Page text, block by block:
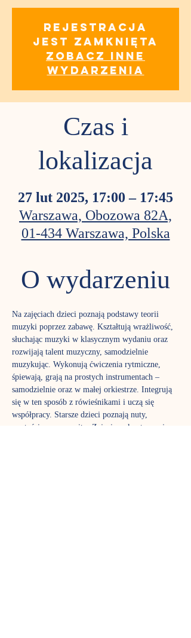
Rejestracja
jest zamknięta
Zobacz inne
wydarzenia
Czas i
lokalizacja
27 lut 2025, 17:00 – 17:45
Warszawa, Obozowa 82A,
01-434 Warszawa, Polska
O wydarzeniu
Na zajęciach dzieci poznają podstawy teorii
muzyki poprzez zabawę. Kształtują wrażliwość,
słuchając muzyki w klasycznym wydaniu oraz
rozwijają talent muzyczny, samodzielnie
muzykując. Wykonują ćwiczenia rytmiczne,
śpiewają, grają na prostych instrumentach –
samodzielnie oraz w małej orkiestrze. Integrują
się w ten sposób z rówieśnikami i uczą się
współpracy. Starsze dzieci poznają nuty,
wartości muzyczne itp. Zajęcia są kontynuacją